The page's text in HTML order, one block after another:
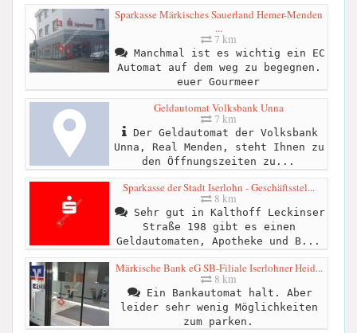
Sparkasse Märkisches Sauerland Hemer-Menden
...
7 km
Manchmal ist es wichtig ein EC
Automat auf dem weg zu begegnen.
euer Gourmeer
Geldautomat Volksbank Unna
7 km
Der Geldautomat der Volksbank
Unna, Real Menden, steht Ihnen zu
den Öffnungszeiten zu...
Sparkasse der Stadt Iserlohn - Geschäftsstel...
8 km
Sehr gut in Kalthoff Leckinser
Straße 198 gibt es einen
Geldautomaten, Apotheke und B...
Märkische Bank eG SB-Filiale Iserlohner Heid...
8 km
Ein Bankautomat halt. Aber
leider sehr wenig Möglichkeiten
zum parken.